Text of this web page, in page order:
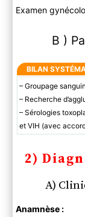
Examen
B )
BILAN
– Groupage
– Recherche
– Sérologies
et VIH (avec
2)
A)
Anamnèse :